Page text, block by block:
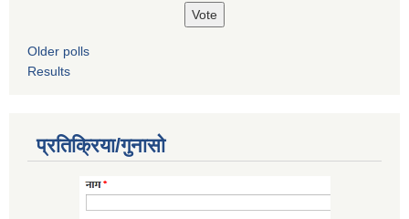
Older polls
Results
प्रतिक्रिया/गुनासो